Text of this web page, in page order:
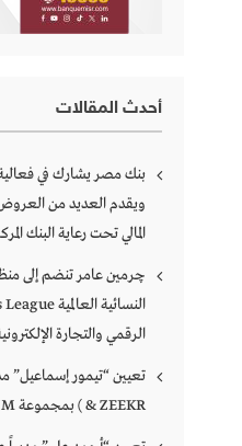
أحدث المقالات
بنك مصر يشارك في فعالية
ويقدم العديد من
المالي تحت رعاية البنك
الرقمي والتجارة
& ZEEKR ) بمجموعة EIM للسيارات